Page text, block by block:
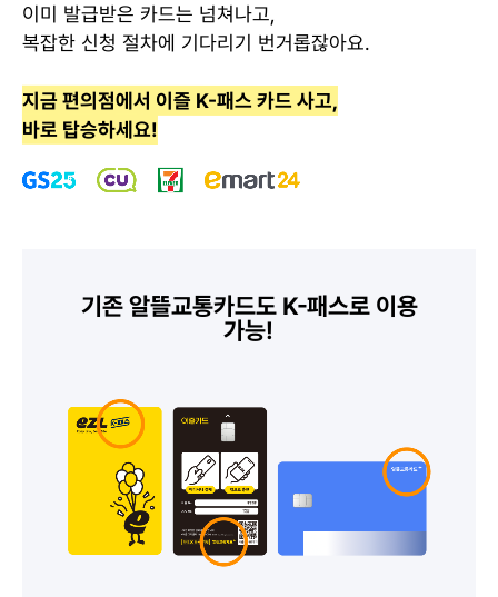
이미 발급받은 카드는 넘쳐나고,
복잡한 신청 절차에 기다리기 번거롭잖아요.
지금 편의점에서 이즐 K-패스 카드 사고,
바로 탑승하세요!
기존 알뜰교통카드도 K-패스로 이용
가능!